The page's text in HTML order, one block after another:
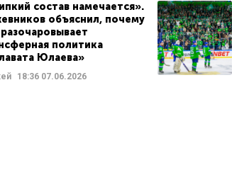
состав намечается».
объяснил, почему
политика
Юлаева»
18:3607.06.2026